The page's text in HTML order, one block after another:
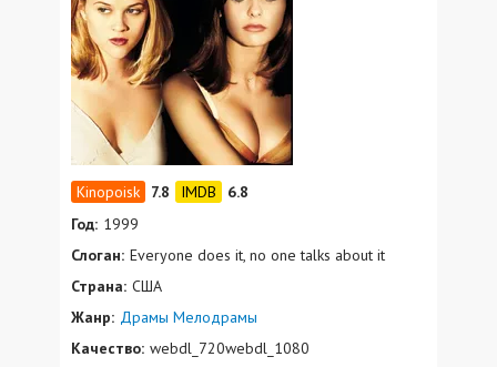
7.8
6.8
Год: 1999
Слоган: Everyone does it, no one talks about it
Страна: США
Жанр: Драмы Мелодрамы
Качество: webdl_720webdl_1080